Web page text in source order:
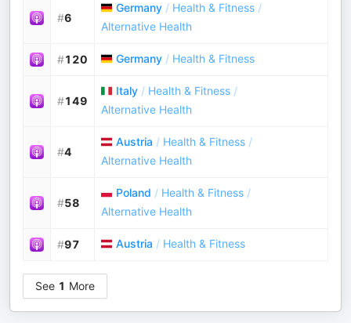
#6
Germany / Health & Fitness /
Alternative Health
#120 Germany / Health & Fitness
#149
Italy / Health & Fitness /
Alternative Health
#4
Austria / Health & Fitness /
Alternative Health
#58
Poland / Health & Fitness /
Alternative Health
#97 Austria / Health & Fitness
See 1 More